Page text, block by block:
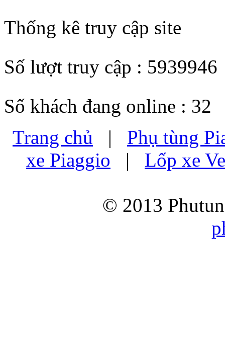
Thống kê truy cập site
Số lượt truy cập : 5939946
Số khách đang online : 32
Trang chủ | Phụ tùng
xe Piaggio | Lốp xe
© 2013